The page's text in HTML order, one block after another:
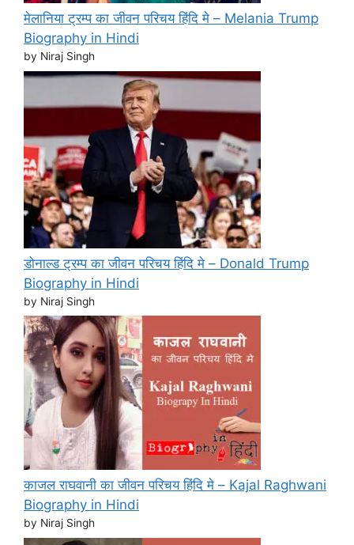
मेलानिया ट्रम्प का जीवन परिचय हिंदि मे – Melania Trump
Biography in Hindi
by Niraj Singh
डोनाल्ड ट्रम्प का जीवन परिचय हिंदि मे – Donald Trump
Biography in Hindi
by Niraj Singh
काजल राघवानी का जीवन परिचय हिंदि मे – Kajal Raghwani
Biography in Hindi
by Niraj Singh